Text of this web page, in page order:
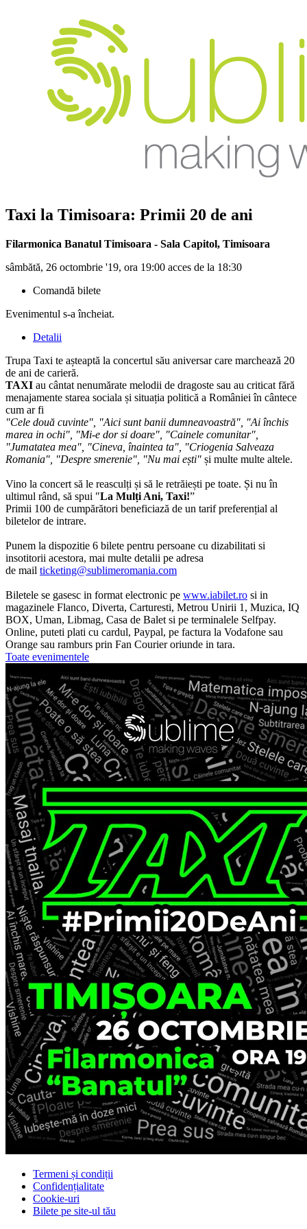
Taxi la Timisoara: Primii 20 de ani
Filarmonica Banatul Timisoara - Sala Capitol, Timisoara
sâmbătă, 26 octombrie '19, ora 19:00 acces de la 18:30
Comandă bilete
Evenimentul s-a încheiat.
Detalii
Trupa Taxi te așteaptă la concertul său aniversar care marchează 20
de ani de carieră.
TAXI au cântat nenumărate melodii de dragoste sau au criticat fără
menajamente starea sociala și situația politică a României în cântece
cum ar fi
"Cele două cuvinte", "Aici sunt banii dumneavoastră", "Ai închis
marea in ochi", "Mi-e dor si doare", "Cainele comunitar",
"Jumatatea mea", "Cineva, înaintea ta", "Criogenia Salveaza
Romania", "Despre smerenie", "Nu mai ești" și multe multe altele.
Vino la concert să le reasculți și să le retrăiești pe toate. Și nu în
ultimul rând, să spui "La Mulți Ani, Taxi!”
Primii 100 de cumpărători beneficiază de un tarif preferențial al
biletelor de intrare.
Punem la dispozitie 6 bilete pentru persoane cu dizabilitati si
insotitorii acestora, mai multe detalii pe adresa
de mail ticketing@sublimeromania.com
Biletele se gasesc in format electronic pe www.iabilet.ro si in
magazinele Flanco, Diverta, Carturesti, Metrou Unirii 1, Muzica, IQ
BOX, Uman, Libmag, Casa de Balet si pe terminalele Selfpay.
Online, puteti plati cu cardul, Paypal, pe factura la Vodafone sau
Orange sau ramburs prin Fan Courier oriunde in tara.
Toate evenimentele
Termeni și condiții
Confidențialitate
Cookie-uri
Bilete pe site-ul tău